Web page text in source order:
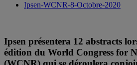
Ipsen-WCNR-8-Octobre-2020
Ipsen présentera 12 abstracts
édition du World Congress for